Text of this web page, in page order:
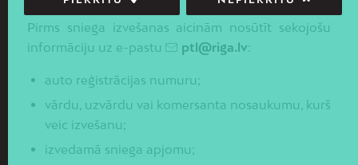
Pirms sniega izvešanas aicinām nosūtīt sekojošu
informāciju uz e-pastu
ptl@riga.lv:
auto reģistrācijas numuru;
vārdu, uzvārdu vai komersanta nosaukumu, kurš
veic izvešanu;
izvedamā sniega apjomu;